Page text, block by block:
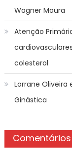
Wagner Moura
Atenção
colesterol
Lorrane Oliveira
Ginástica
Comentários